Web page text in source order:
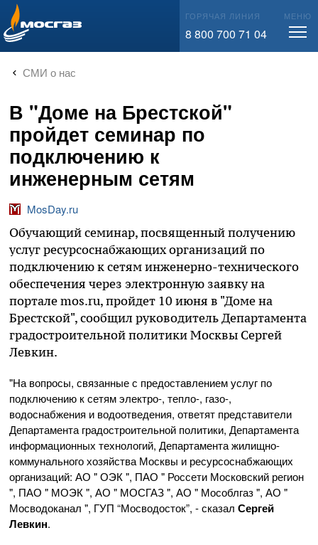
info@mos-gaz.ru ГОРЯЧАЯ ЛИНИЯ
8 800 700 71 04
МЕНЮ
СМИ о нас
В "Доме на Брестской"
пройдет семинар по
подключению к
инженерным сетям
MosDay.ru
Обучающий семинар, посвященный получению
услуг ресурсоснабжающих организаций по
подключению к сетям инженерно-технического
обеспечения через электронную заявку на
портале mos.ru, пройдет 10 июня в "Доме на
Брестской", сообщил руководитель Департамента
градостроительной политики Москвы Сергей
Левкин.
"На вопросы, связанные с предоставлением услуг по
подключению к сетям электро-, тепло-, газо-,
водоснабжения и водоотведения, ответят представители
Департамента градостроительной политики, Департамента
информационных технологий, Департамента жилищно-
коммунального хозяйства Москвы и ресурсоснабжающих
организаций: АО " ОЭК ", ПАО " Россети Московский регион
", ПАО " МОЭК ", АО " МОСГАЗ ", АО " Мособлгаз ", АО "
Мосводоканал ", ГУП “Мосводосток”, - сказал Сергей
Левкин.